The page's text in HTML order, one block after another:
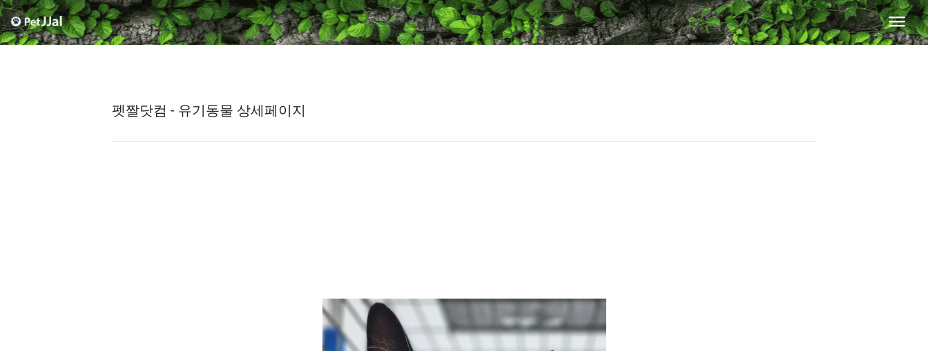
펫짤닷컴 - 유기동물 상세페이지